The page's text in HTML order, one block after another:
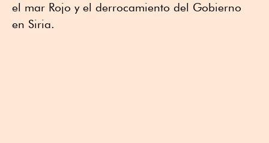
el mar Rojo y el derrocamiento del Gobierno
en Siria.